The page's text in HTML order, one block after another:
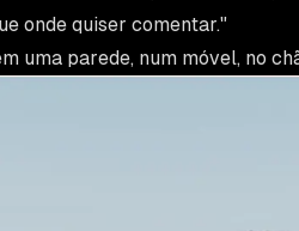
onde quiser comentar."
uma parede, num móvel, no